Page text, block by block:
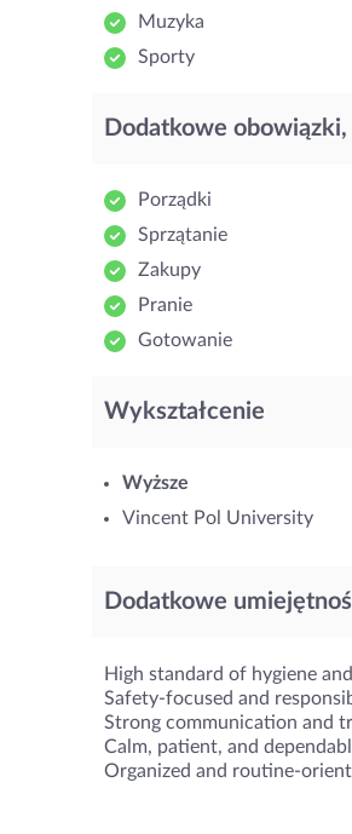
Muzyka
Sporty
Dodatkowe
Porządki
Sprzątanie
Zakupy
Pranie
Gotowanie
Wykształcenie
Wyższe
Vincent Pol University
Dodatkowe
High standard of hygiene
Safety-focused and
Strong communication and
Calm, patient, and
Organized and routine-